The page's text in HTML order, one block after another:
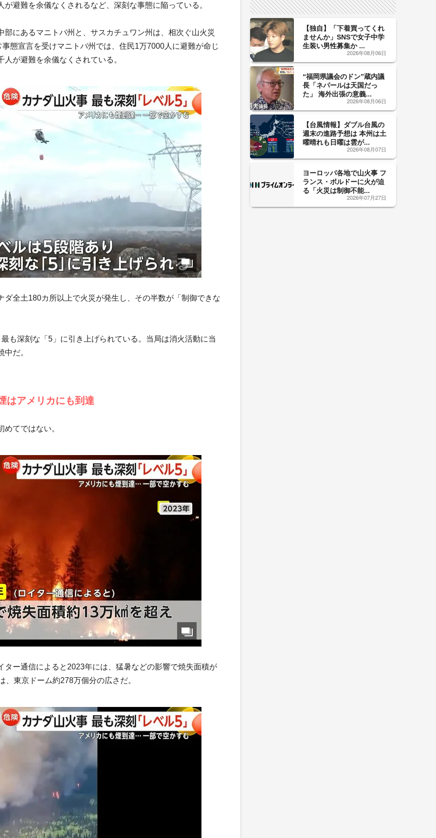
避難を余儀なくされるなど、深刻な事態に陥っている。
にあるマニトバ州と、サスカチュワン州は、相次ぐ山火災
態宣言を受けマニトバ州では、住民1万7000人に避難が命じ
が避難を余儀なくされている。
全土180カ所以上で火災が発生し、その半数が「制御できな
も深刻な「5」に引き上げられている。当局は消火活動に当
だ。
アメリカにも到達
てではない。
ー通信によると2023年には、猛暑などの影響で焼失面積が
東京ドーム約278万個分の広さだ。
【独自】「下着買ってくれ
ませんか」SNSで女子中学
生装い男性募集か ...
2026年08月06日
“福岡県議会のドン”蔵内議
長「ネパールは天国だっ
た」 海外出張の意義...
2026年08月06日
【台風情報】ダブル台風の
週末の進路予想は 本州は土
曜晴れも日曜は雲が...
2026年08月07日
ヨーロッパ各地で山火事 フ
ランス・ボルドーに火が迫
る「火災は制御不能...
2026年07月27日